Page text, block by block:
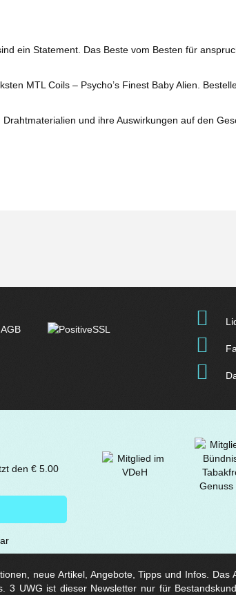
ein Statement. Das Beste vom Besten für
MTL Coils – Psycho’s Finest Baby Alien.
und ihre Auswirkungen auf den
den € 5.00
neue Artikel, Angebote, Tipps und Infos. Das
3 UWG ist dieser Newsletter nur für